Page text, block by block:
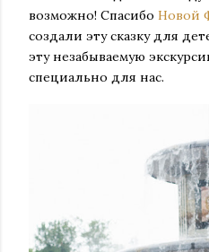
возможно! Спасибо Новой
создали эту сказку для
эту незабываемую
специально для нас.